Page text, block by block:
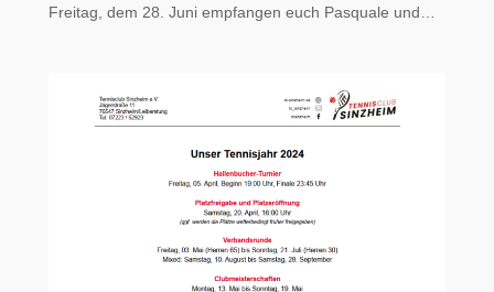
Freitag, dem 28. Juni empfangen euch Pasquale und…